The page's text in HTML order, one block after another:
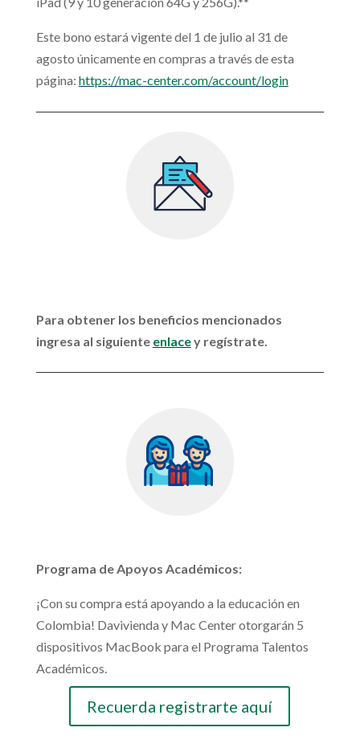
Este bono estará vigente del 1 de julio al 31 de
agosto únicamente en compras a través de esta
página: https://mac-center.com/account/login
Para obtener los beneficios mencionados
ingresa al siguiente enlacey regístrate.
Programa de Apoyos Académicos:
¡Con su compra está apoyando a la educación en
Colombia! Davivienda y Mac Center otorgarán 5
dispositivos MacBook para el Programa Talentos
Académicos.
Recuerda registrarte aquí